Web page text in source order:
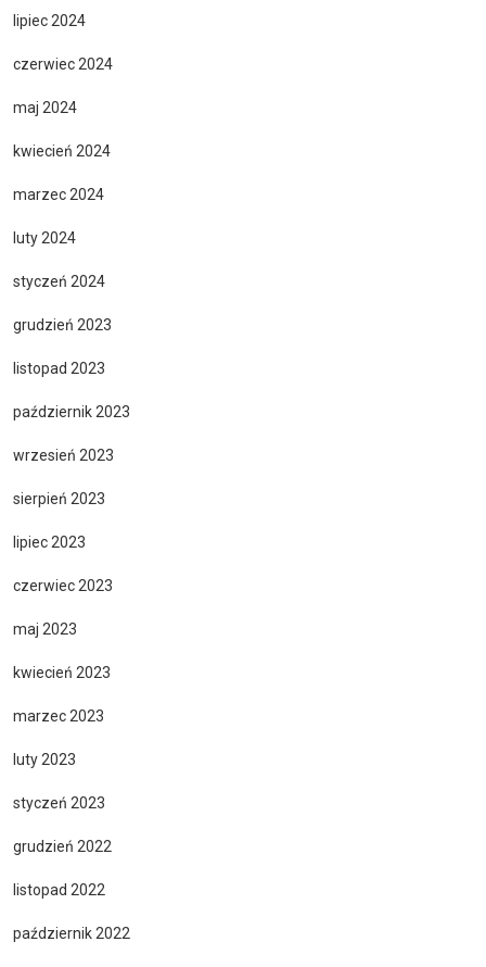
lipiec 2024
czerwiec 2024
maj 2024
kwiecień 2024
marzec 2024
luty 2024
styczeń 2024
grudzień 2023
listopad 2023
październik 2023
wrzesień 2023
sierpień 2023
lipiec 2023
czerwiec 2023
maj 2023
kwiecień 2023
marzec 2023
luty 2023
styczeń 2023
grudzień 2022
listopad 2022
październik 2022